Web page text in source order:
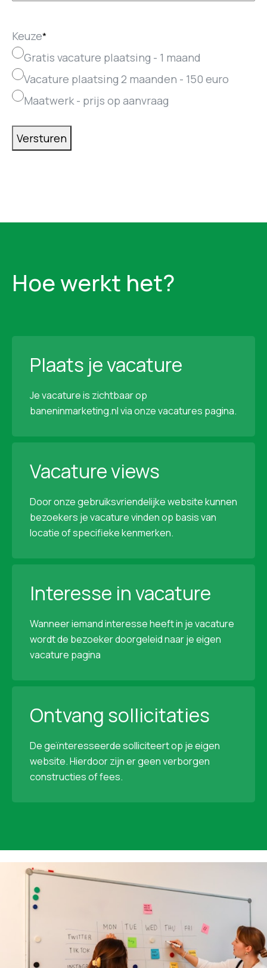
Keuze*
Gratis vacature plaatsing - 1 maand
Vacature plaatsing 2 maanden - 150 euro
Maatwerk - prijs op aanvraag
Versturen
Hoe werkt het?
Plaats je vacature
Je vacature is zichtbaar op
baneninmarketing.nl via onze vacatures pagina.
Vacature views
Door onze gebruiksvriendelijke website kunnen
bezoekers je vacature vinden op basis van
locatie of specifieke kenmerken.
Interesse in vacature
Wanneer iemand interesse heeft in je vacature
wordt de bezoeker doorgeleid naar je eigen
vacature pagina
Ontvang sollicitaties
De geïnteresseerde solliciteert op je eigen
website. Hierdoor zijn er geen verborgen
constructies of fees.